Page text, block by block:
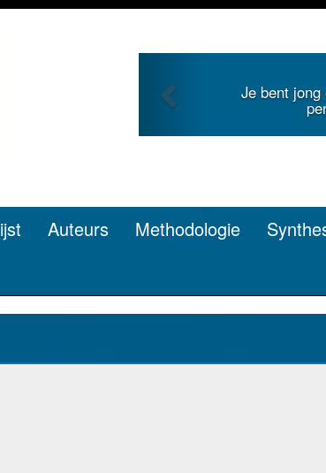
Je bent jong en zoekt
pen? Dat
Auteurs Methodologie